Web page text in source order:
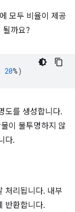
모두 비율이 제공
될까요?
20%)
도를 생성합니다.
이 불투명하지 않
다.
처리됩니다. 내부
반환합니다.